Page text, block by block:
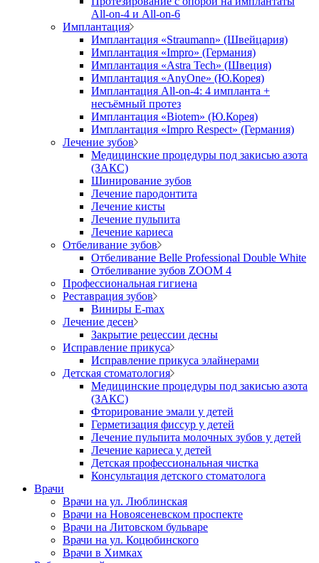
All-on-4 и All-on-6
Имплантация
Имплантация «Straumann» (Швейцария)
Имплантация «Impro» (Германия)
Имплантация «Astra Tech» (Швеция)
Имплантация «AnyOne» (Ю.Корея)
Имплантация All-on-4: 4 импланта +
несъёмный протез
Имплантация «Biotem» (Ю.Корея)
Имплантация «Impro Respect» (Германия)
Лечение зубов
Медицинские процедуры под закисью азота
(ЗАКС)
Шинирование зубов
Лечение пародонтита
Лечение кисты
Лечение пульпита
Лечение кариеса
Отбеливание зубов
Отбеливание Belle Professional Double White
Отбеливание зубов ZOOM 4
Профессиональная гигиена
Реставрация зубов
Виниры E-max
Лечение десен
Закрытие рецессии десны
Исправление прикуса
Исправление прикуса элайнерами
Детская стоматология
Медицинские процедуры под закисью азота
(ЗАКС)
Фторирование эмали у детей
Герметизация фиссур у детей
Лечение пульпита молочных зубов у детей
Лечение кариеса у детей
Детская профессиональная чистка
Консультация детского стоматолога
Врачи
Врачи на ул. Люблинская
Врачи на Новоясеневском проспекте
Врачи на Литовском бульваре
Врачи на ул. Коцюбинского
Врачи в Химках